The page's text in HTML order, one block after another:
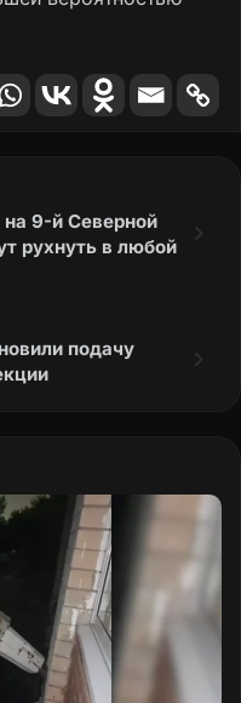
9-й Северной
рухнуть в любой
подачу